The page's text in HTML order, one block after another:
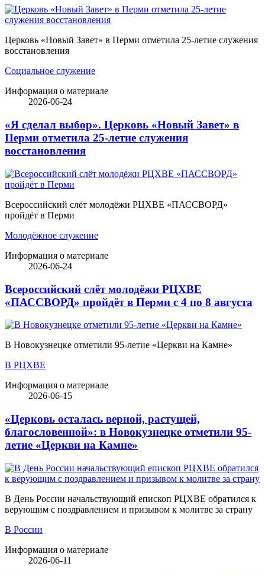
Церковь «Новый Завет» в Перми отметила 25-летие служения
восстановления
Социальное служение
Информация о материале
2026-06-24
«Я сделал выбор». Церковь «Новый Завет» в
Перми отметила 25-летие служения
восстановления
Всероссийский слёт молодёжи РЦХВЕ «ПАССВОРД»
пройдёт в Перми
Молодёжное служение
Информация о материале
2026-06-24
Всероссийский слёт молодёжи РЦХВЕ
«ПАССВОРД» пройдёт в Перми с 4 по 8 августа
В Новокузнецке отметили 95-летие «Церкви на Камне»
В РЦХВЕ
Информация о материале
2026-06-15
«Церковь осталась верной, растущей,
благословенной»: в Новокузнецке отметили 95-
летие «Церкви на Камне»
В День России начальствующий епископ РЦХВЕ обратился к
верующим с поздравлением и призывом к молитве за страну
В России
Информация о материале
2026-06-11